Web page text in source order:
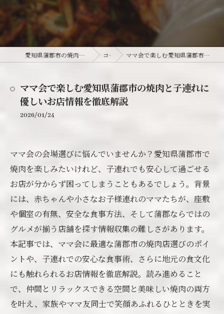
愛知県蒲郡市の焼肉なら焼肉ダイニング joie-ジョワ- コラム ママ会で楽しむ愛知県蒲郡市の焼肉と子連れに優しいお店情報を徹底解説
ママ会で楽しむ愛知県蒲郡市の焼肉と子連れに
優しいお店情報を徹底解説
2026/01/24
ママ会の会場選びに悩んでいませんか？愛知県蒲郡市で
焼肉を楽しみたいけれど、子連れでも安心して過ごせる
お店が分からず困ってしまうこともあるでしょう。背景
には、赤ちゃんや小さなお子様連れのママたちが、座敷
や個室の有無、安全な食事方法、そして蒲郡ならではの
グルメが揃う店舗を探す情報収集の難しさがあります。
本記事では、ママ会に最適な蒲郡市の焼肉店選びのポイ
ントや、子連れでの安心な食事術、さらに地元の食文化
にも触れられるお店情報を徹底解説。読み進めること
で、仲間とリラックスできる空間と美味しい焼肉の両方
を叶え、家族やママ友同士で笑顔あふれるひとときを実